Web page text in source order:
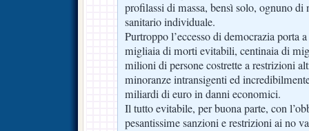
profilassi di massa, bensì solo, ognuno
sanitario individuale.
Purtroppo l’eccesso di democrazia porta
migliaia di morti evitabili, centinaia di
milioni di persone costrette a restrizioni
minoranze intransigenti ed
miliardi di euro in danni economici.
Il tutto evitabile, per buona parte, con
pesantissime sanzioni e restrizioni ai no